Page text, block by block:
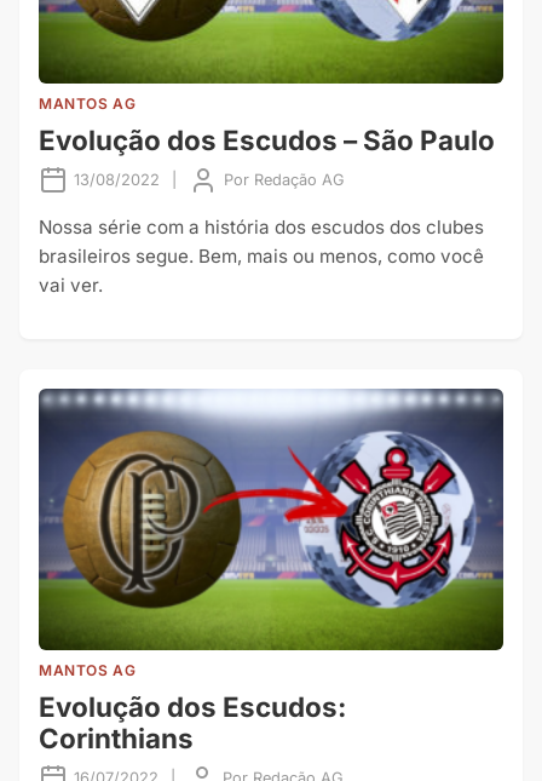
MANTOS AG
Evolução dos Escudos – São Paulo
13/08/2022 Por Redação AG
Nossa série com a história dos escudos dos clubes
brasileiros segue. Bem, mais ou menos, como você
vai ver.
MANTOS AG
Evolução dos Escudos:
Corinthians